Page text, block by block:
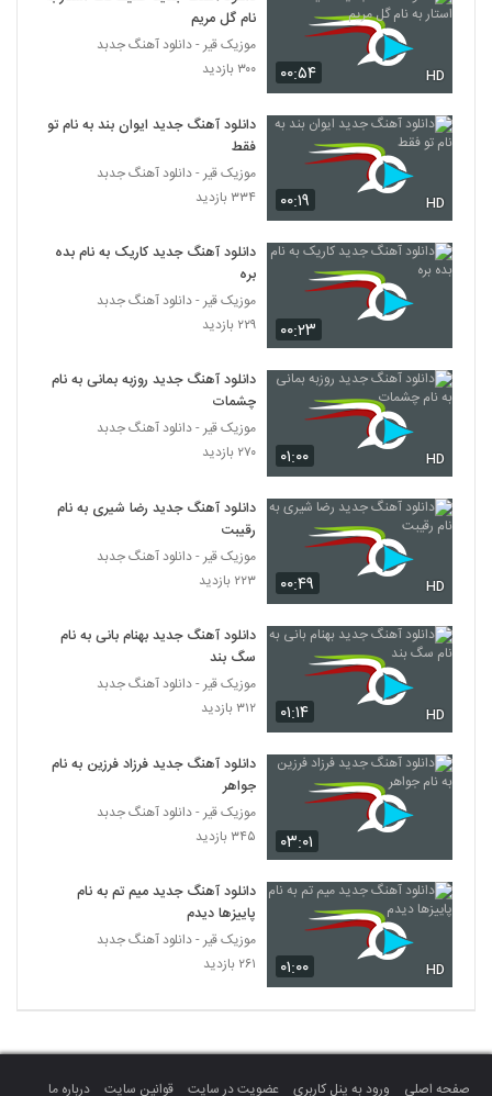
دانلود آهنگ جدید و زیبای رضا مهر با نام
آخرین عشق
5077
دانلود آهنگ جدید و زیبای سینا پلی جی با نام
امروز تولدمه ( به همراه مهیار تی ان)
۲۳۹ بازدید
5078
دانلود آهنگ جدید و زیبای منصور آذریان با نام
اوج عشق
۳۰۹ بازدید
دانلود آهنگ جدید و زیبای سروش هامون با
نام شال مشکی
5080 اشکات
دانلود آهنگ قشنگ مردم برات از مصطفی
یگانه
دانلود آهنگ میلاد امین دل حساس
5083
۲۴۳ بازدید
5084
Mohamad Hasan Nazari Hasase
Delam
Bomrani Tango Bade Bahari
5086
آهنگ تنها شدم از ایهام بند(پاپ)
۲۴۲ بازدید
آهنگ امید رضا بنام بغض
۳۱۶ بازدید
5088
دانلود آهنگ حامد وفائی بخار شیشه (Hamed
۲۵۳ بازدید
۰۰:۵۴ HD
نام گل مریم
موزیک قیر - دانلود آهنگ جدبد
۳۰۰ بازدید
۰۰:۱۹ HD
دانلود آهنگ جدید ایوان بند به نام تو
فقط
موزیک قیر - دانلود آهنگ جدبد
۳۳۴ بازدید
۰۰:۲۳
دانلود آهنگ جدید کاریک به نام بده
بره
موزیک قیر - دانلود آهنگ جدبد
۲۲۹ بازدید
۰۱:۰۰ HD
دانلود آهنگ جدید روزبه بمانی به نام
چشمات
موزیک قیر - دانلود آهنگ جدبد
۲۷۰ بازدید
۰۰:۴۹ HD
دانلود آهنگ جدید رضا شیری به نام
رقیبت
موزیک قیر - دانلود آهنگ جدبد
۲۲۳ بازدید
۰۱:۱۴ HD
دانلود آهنگ جدید بهنام بانی به نام
سگ بند
موزیک قیر - دانلود آهنگ جدبد
۳۱۲ بازدید
۰۳:۰۱
دانلود آهنگ جدید فرزاد فرزین به نام
جواهر
موزیک قیر - دانلود آهنگ جدبد
۳۴۵ بازدید
۰۱:۰۰ HD
دانلود آهنگ جدید میم تم به نام
پاییزها دیدم
موزیک قیر - دانلود آهنگ جدبد
۲۶۱ بازدید
صفحه اصلی ورود به پنل کاربری عضویت در سایت قوانین سایت درباره ما